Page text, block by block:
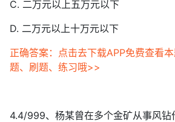
C. 二万元以上五万元以下
D. 二万元以上十万元以下
正确答案：点击去下载APP免费查看
题、刷题、练习哦>>
4.4/999、杨某曾在多个金矿从事风钻